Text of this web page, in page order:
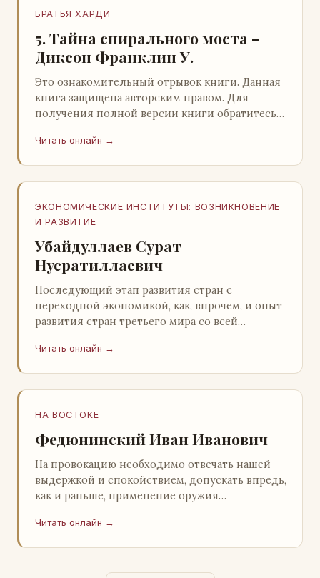
БРАТЬЯ ХАРДИ
5. Тайна спирального моста –
Диксон Франклин У.
Это ознакомительный отрывок книги. Данная
книга защищена авторским правом. Для
получения полной версии книги обратитесь к
легального ко…
Читать онлайн →
ЭКОНОМИЧЕСКИЕ ИНСТИТУТЫ: ВОЗНИКНОВЕНИЕ
И РАЗВИТИЕ
Убайдуллаев Сурат
Нусратиллаевич
Последующий этап развития стран с
переходной экономикой, как, впрочем, и опыт
развития стран третьего мира со всей
ошибочность такого предс…
Читать онлайн →
НА ВОСТОКЕ
Федюнинский Иван Иванович
На провокацию необходимо отвечать нашей
выдержкой и спокойствием, допускать впредь,
как и раньше, применение оружия
самообороны о…
Читать онлайн →